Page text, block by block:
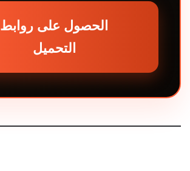
الحصول على روابط
التحميل